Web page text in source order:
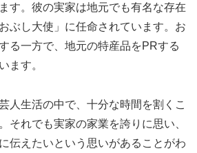
す。彼の実家は地元でも有名な存在
ぶし大使」に任命されています。お
る一方で、地元の特産品をPRする
ます。
人生活の中で、十分な時間を割くこ
それでも実家の家業を誇りに思い、
伝えたいという思いがあることがわ